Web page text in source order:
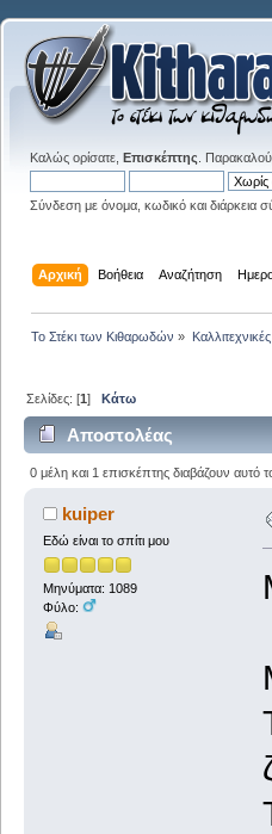
Καλώς ορίσατε, Επισκέπτης .
Σύνδεση με όνομα, κωδικό και διάρκεια
Αρχική Βοήθεια Αναζήτηση
Το Στέκι των Κιθαρωδών »
Σελίδες: [1]Κάτω
Αποστολέας
0 μέλη και 1 επισκέπτης διαβάζουν αυτό
kuiper
Εδώ είναι το σπίτι μου
Μηνύματα: 1089
Φύλο: